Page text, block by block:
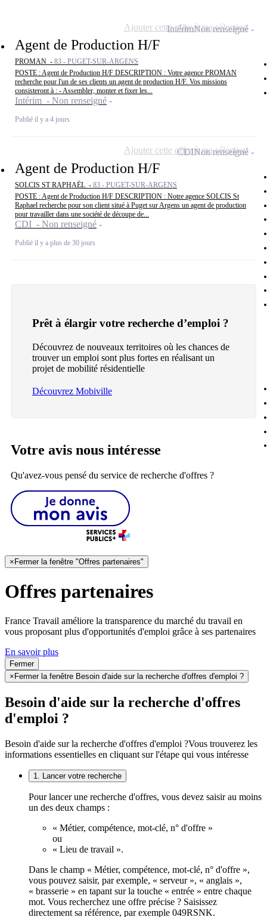
Agent de Production H/F
PROMAN - 83 - PUGET-SUR-ARGENS
POSTE : Agent de Production H/F DESCRIPTION : Votre agence PROMAN
recherche pour l'un de ses clients un agent de production H/F. Vos missions
consisteront à : - Assembler, monter et fixer les...
Intérim - Non renseigné
Publié il y a 4 jours
IntérimNon renseigné
Ajouter cette offre à ma sélection
Agent de Production H/F
SOLCIS ST RAPHAËL - 83 - PUGET-SUR-ARGENS
POSTE : Agent de Production H/F DESCRIPTION : Notre agence SOLCIS St
Raphael recherche pour son client situé à Puget sur Argens un agent de production
pour travailler dans une société de découpe de...
CDI - Non renseigné
Publié il y a plus de 30 jours
CDINon renseigné
Ajouter cette offre à ma sélection
Prêt à élargir votre recherche d’emploi ?
Découvrez de nouveaux territoires où les chances de
trouver un emploi sont plus fortes en réalisant un
projet de mobilité résidentielle
Découvrez Mobiville
Votre avis nous intéresse
Qu'avez-vous pensé du service de recherche d'offres ?
× Fermer la fenêtre "Offres partenaires"
Offres partenaires
France Travail améliore la transparence du marché du travail en
vous proposant plus d'opportunités d'emploi grâce à ses partenaires
En savoir plus
Fermer
× Fermer la fenêtre Besoin d'aide sur la recherche d'offres d'emploi ?
Besoin d'aide sur la recherche d'offres
d'emploi ?
Besoin d'aide sur la recherche d'offres d'emploi ?Vous trouverez les
informations essentielles en cliquant sur l'étape qui vous intéresse
1. Lancer votre recherche
Pour lancer une recherche d'offres, vous devez saisir au moins
un des deux champs :
« Métier, compétence, mot-clé, n° d'offre »
ou
« Lieu de travail ».
Dans le champ « Métier, compétence, mot-clé, n° d'offre »,
vous pouvez saisir, par exemple, « serveur », « anglais »,
« brasserie » en tapant sur la touche « entrée » entre chaque
mot. Vous recherchez une offre précise ? Saisissez
directement sa référence, par exemple 049RSNK.